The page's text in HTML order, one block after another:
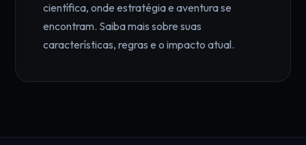
científica, onde estratégia e aventura se
encontram. Saiba mais sobre suas
características, regras e o impacto atual.